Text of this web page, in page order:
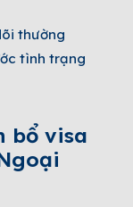
thường
tình trạng
bổ visa